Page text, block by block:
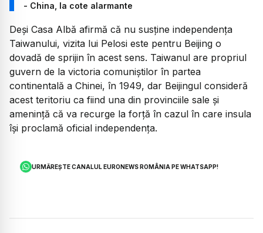
- China, la cote alarmante
Deşi Casa Albă afirmă că nu susţine independenţa
Taiwanului, vizita lui Pelosi este pentru Beijing o
dovadă de sprijin în acest sens. Taiwanul are propriul
guvern de la victoria comuniştilor în partea
continentală a Chinei, în 1949, dar Beijingul consideră
acest teritoriu ca fiind una din provinciile sale şi
ameninţă că va recurge la forţă în cazul în care insula
îşi proclamă oficial independenţa.
URMĂREȘTE CANALUL EURONEWS ROMÂNIA PE WHATSAPP!